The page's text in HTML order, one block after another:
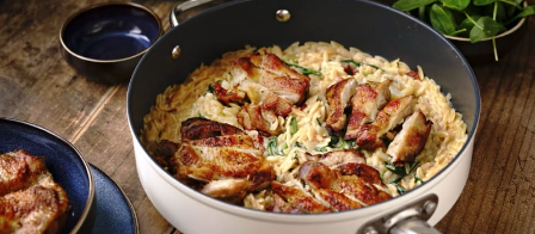
Články
TV Program
Škola vaření
Recepty z TV